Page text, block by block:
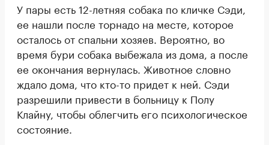
У пары есть 12-летняя собака по кличке Сэди,
ее нашли после торнадо на месте, которое
осталось от спальни хозяев. Вероятно, во
время бури собака выбежала из дома, а после
ее окончания вернулась. Животное словно
ждало дома, что кто-то придет к ней. Сэди
разрешили привести в больницу к Полу
Клайну, чтобы облегчить его психологическое
состояние.